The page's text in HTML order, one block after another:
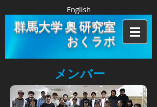
English
群馬大学 奥 研究室
おくラボ
メンバー